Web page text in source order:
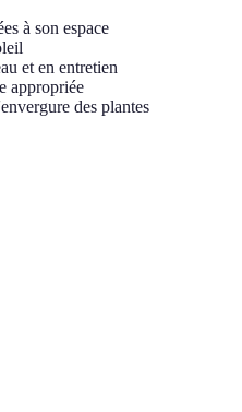
à son espace
et en entretien
appropriée
des plantes